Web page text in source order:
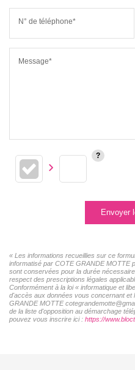
N° de téléphone*
Message*
Envoyer
« Les informations recueillies sur ce
informatisé par COTE GRANDE MOTTE
sont conservées pour la durée
respect des prescriptions légales
Conformément à la loi « informatique et
d'accès aux données vous concernant et
GRANDE MOTTE
de la liste d'opposition au démarchage
pouvez vous inscrire ici : https://